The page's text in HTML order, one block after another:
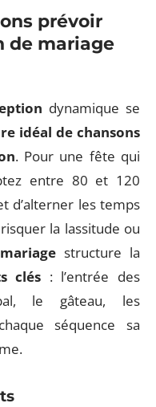
prévoir
de mariage
dynamique se
idéal de chansons
. Pour une fête qui
entre 80 et 120
d’alterner les temps
la lassitude ou
structure la
clés : l’entrée des
le gâteau, les
séquence sa